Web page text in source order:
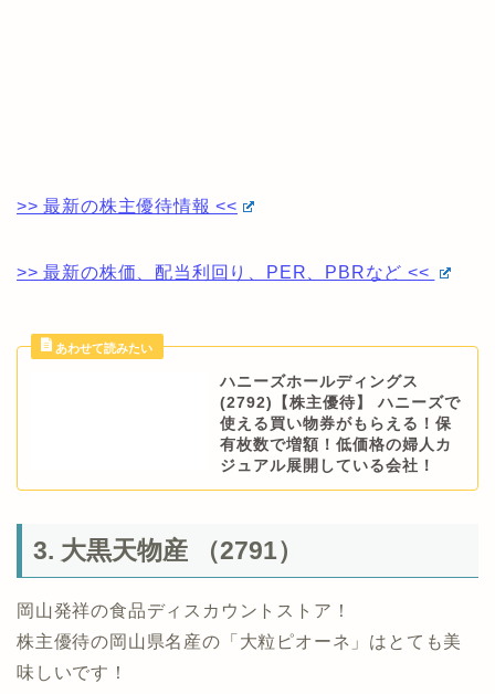
>> 最新の株主優待情報 <<
>> 最新の株価、配当利回り、PER、PBRなど <<
ハニーズホールディングス
(2792)【株主優待】 ハニーズで
使える買い物券がもらえる！保
有枚数で増額！低価格の婦人カ
ジュアル展開している会社！
3. 大黒天物産 （2791）
岡山発祥の食品ディスカウントストア！
株主優待の岡山県名産の「大粒ピオーネ」はとても美
味しいです！